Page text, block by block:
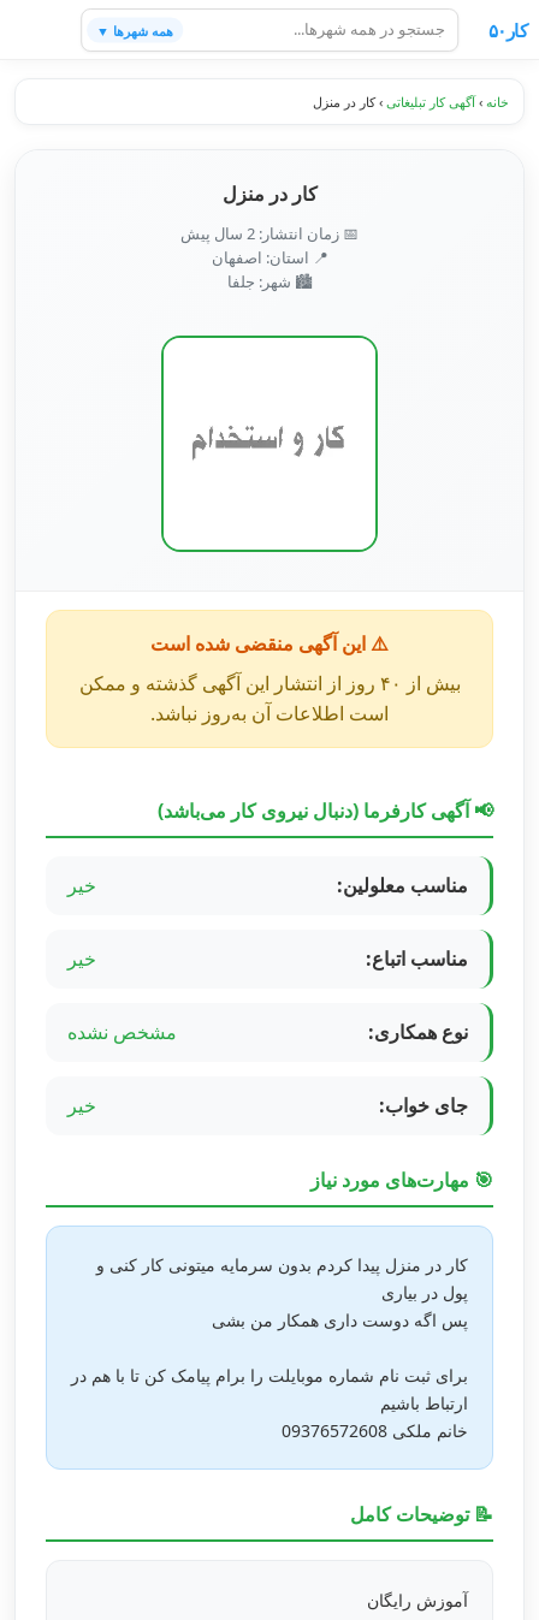
کار۵۰ همه شهرها ▼
خانه ›آگهی کار تبلیغاتی ›کار در منزل
کار در منزل
📅 زمان انتشار: 2 سال پیش
📍 استان: اصفهان
🏙️ شهر: جلفا
⚠️ این آگهی منقضی شده است
بیش از ۴۰ روز از انتشار این آگهی گذشته و ممکن
است اطلاعات آن به‌روز نباشد.
📢 آگهی کارفرما (دنبال نیروی کار می‌باشد)
مناسب معلولین: خیر
مناسب اتباع: خیر
نوع همکاری: مشخص نشده
جای خواب: خیر
🎯 مهارت‌های مورد نیاز
کار در منزل پیدا کردم بدون سرمایه میتونی کار کنی و
پول در بیاری
پس اگه دوست داری همکار من بشی
برای ثبت نام شماره موبایلت را برام پیامک کن تا با هم در
ارتباط باشیم
خانم ملکی 09376572608
📝 توضیحات کامل
آموزش رایگان